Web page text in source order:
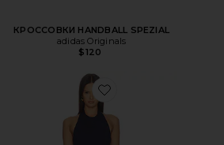
КРОССОВКИ HANDBALL SPEZIAL
adidas Originals
$120
Favorite КОМБИНЕЗОН LIVY